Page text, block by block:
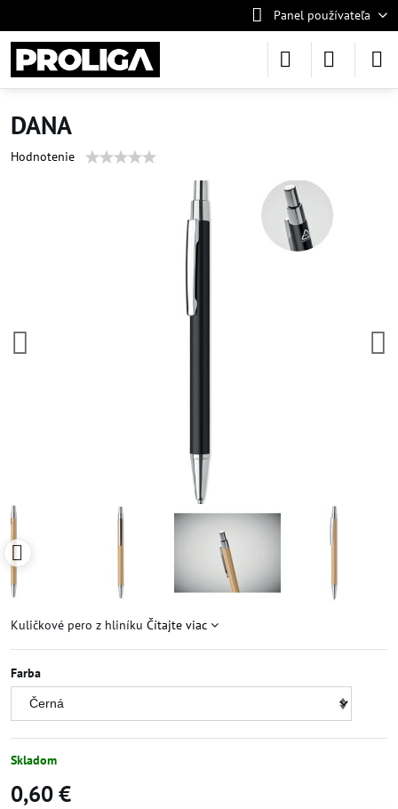
Panel používateľa
DANA
Hodnotenie
Kuličkové pero z hliníku Čítajte viac
Farba
Skladom
0,60 €